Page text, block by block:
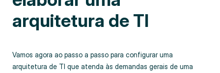
arquitetura de TI
Vamos agora ao passo a passo para configurar uma
arquitetura de TI que atenda às demandas gerais de uma